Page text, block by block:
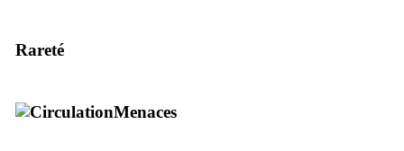
Rareté
Menaces